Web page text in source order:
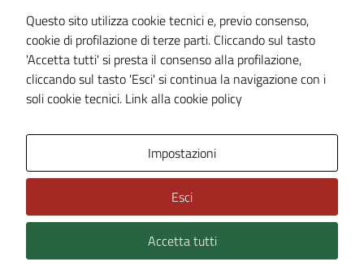
Cookie Policy
Note legali
Dichiarazione di accessibilità
Piano di miglioramento del sito
Technical Design s.r.l.
Questo sito utilizza cookie tecnici e, previo consenso,
cookie di profilazione di terze parti. Cliccando sul tasto
'Accetta tutti' si presta il consenso alla profilazione,
cliccando sul tasto 'Esci' si continua la navigazione con i
soli cookie tecnici. Link alla cookie policy
Impostazioni
Esci
Accetta tutti